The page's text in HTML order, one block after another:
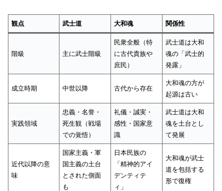
観点 武士道 大和魂 関係性
階級 主に武士階級
民衆全般（特
に古代貴族や
庶民）
武士道は大和
魂の「武士的
発露」
成立時期 中世以降 古代から存在
大和魂の方が
起源は古い
実践領域
忠義・名誉・
死生観（戦場
での覚悟）
礼儀・誠実・
感性・国家意
識
武士道は大和
魂を土台とし
て発展
近代以降の意
味
国家主義・軍
国主義の土台
とされた側面
も
日本民族の
「精神的アイ
デンティテ
ィ」
大和魂が武士
道を包括する
形で復権